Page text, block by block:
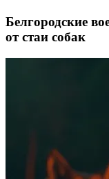
Белгородские
от стаи собак